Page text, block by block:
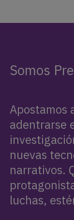
Somos
Apostamos
adentrarse
nuevas
narrativos.
luchas,